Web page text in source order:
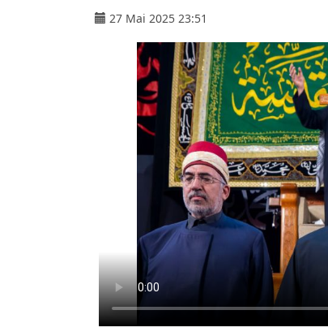
27 Mai 2025 23:51